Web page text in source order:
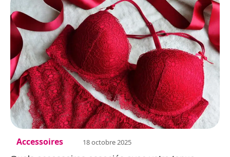
Accessoires 18 octobre 2025